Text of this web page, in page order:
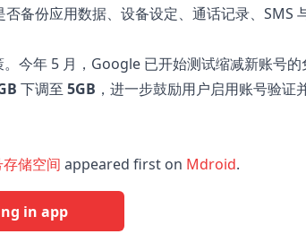
备份应用数据、设备设定、通话记录、SMS
今年 5 月，Google 已开始测试缩减新账号的
下调至 5GB ，进一步鼓励用户启用账号验证
储空间 appeared first on Mdroid.
in app